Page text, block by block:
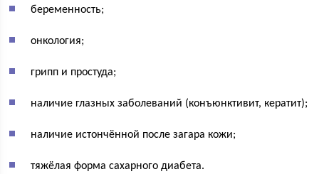
беременность;
онкология;
грипп и простуда;
наличие глазных заболеваний (конъюнктивит, кератит);
наличие истончённой после загара кожи;
тяжёлая форма сахарного диабета.